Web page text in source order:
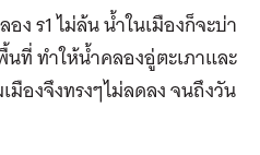
ง ร1 ไม่ล้น น้ำในเมืองก็จะบ่า
ที่ ทำให้น้ำคลองอู่ตะเภาและ
มืองจึงทรงๆไม่ลดลง จนถึงวัน